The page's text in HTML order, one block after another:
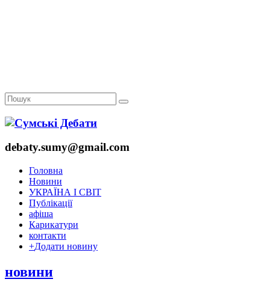
debaty.sumy@gmail.com
Головна
Новини
УКРАЇНА І СВІТ
Публікації
афіша
Карикатури
контакти
+Додати новину
новини